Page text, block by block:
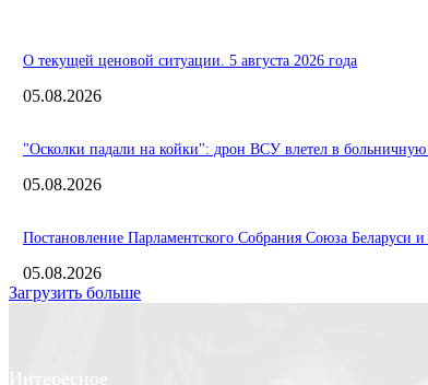
О текущей ценовой ситуации. 5 августа 2026 года
05.08.2026
"Осколки падали на койки": дрон ВСУ влетел в
05.08.2026
Постановление Парламентского Собрания Союза Беларуси
05.08.2026
Загрузить больше
Интересное